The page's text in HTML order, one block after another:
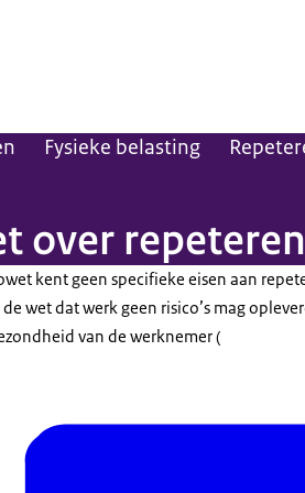
Fysieke belasting
over
kent geen specifieke eisen aan
wet dat werk geen risico’s mag
van de werknemer (